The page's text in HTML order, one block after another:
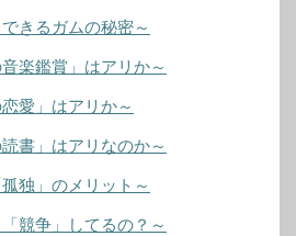
きるガムの秘密～
楽鑑賞」はアリか～
愛」はアリか～
書」はアリなのか～
独」のメリット～
競争」してるの？～